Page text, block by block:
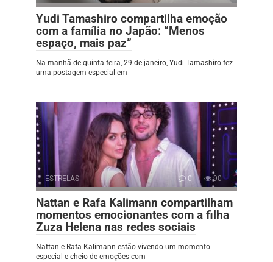
Yudi Tamashiro compartilha emoção
com a família no Japão: “Menos
espaço, mais paz”
Na manhã de quinta-feira, 29 de janeiro, Yudi Tamashiro fez
uma postagem especial em
ESTRELAS 0 90
Nattan e Rafa Kalimann compartilham
momentos emocionantes com a filha
Zuza Helena nas redes sociais
Nattan e Rafa Kalimann estão vivendo um momento
especial e cheio de emoções com